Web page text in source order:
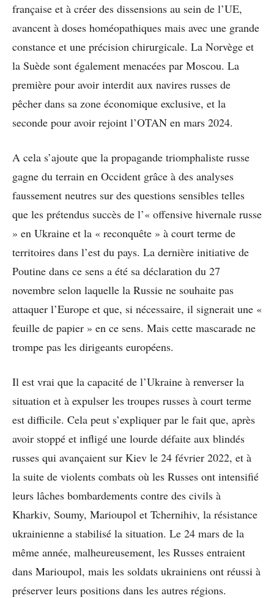
française et à créer des dissensions au sein de l’UE,
avancent à doses homéopathiques mais avec une grande
constance et une précision chirurgicale. La Norvège et
la Suède sont également menacées par Moscou. La
première pour avoir interdit aux navires russes de
pêcher dans sa zone économique exclusive, et la
seconde pour avoir rejoint l’OTAN en mars 2024.
A cela s’ajoute que la propagande triomphaliste russe
gagne du terrain en Occident grâce à des analyses
faussement neutres sur des questions sensibles telles
que les prétendus succès de l’« offensive hivernale russe
» en Ukraine et la « reconquête » à court terme de
territoires dans l’est du pays. La dernière initiative de
Poutine dans ce sens a été sa déclaration du 27
novembre selon laquelle la Russie ne souhaite pas
attaquer l’Europe et que, si nécessaire, il signerait une «
feuille de papier » en ce sens. Mais cette mascarade ne
trompe pas les dirigeants européens.
Il est vrai que la capacité de l’Ukraine à renverser la
situation et à expulser les troupes russes à court terme
est difficile. Cela peut s’expliquer par le fait que, après
avoir stoppé et infligé une lourde défaite aux blindés
russes qui avançaient sur Kiev le 24 février 2022, et à
la suite de violents combats où les Russes ont intensifié
leurs lâches bombardements contre des civils à
Kharkiv, Soumy, Marioupol et Tchernihiv, la résistance
ukrainienne a stabilisé la situation. Le 24 mars de la
même année, malheureusement, les Russes entraient
dans Marioupol, mais les soldats ukrainiens ont réussi à
préserver leurs positions dans les autres régions.